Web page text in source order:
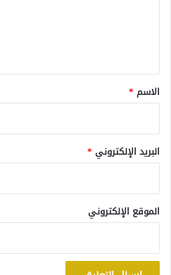
*
الاسم *
البريد الإلكتروني *
الموقع الإلكتروني